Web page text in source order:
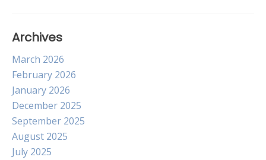
Archives
March 2026
February 2026
January 2026
December 2025
September 2025
August 2025
July 2025